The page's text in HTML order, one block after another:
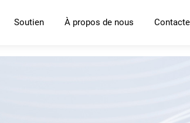
Soutien À propos de nous